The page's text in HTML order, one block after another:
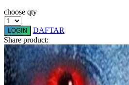
Stick-O
Stokke
Sudocrem
Sumimo
choose qty
LOGIN
DAFTAR
Share product: